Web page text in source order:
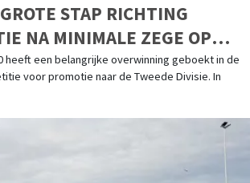
STAP RICHTING
NA MINIMALE ZEGE OP
heeft een belangrijke overwinning geboekt in de
voor promotie naar de Tweede Divisie. In